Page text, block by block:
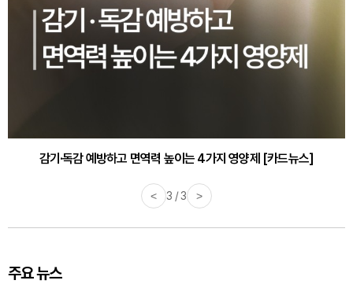
바쁜 아침, 공복에 먹기 좋은 과일 4가지 [카드뉴스]
감기·독감 예방하고 면역력 높이는 4가지 영양제 [카드뉴스]
< 3 / 3 >
주요 뉴스